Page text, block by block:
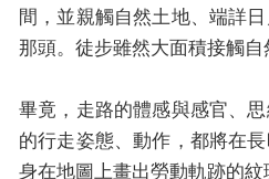
那頭。徒步雖然大面積接觸
的行走姿態、動作，都將在
身在地圖上畫出勞動軌跡的紋